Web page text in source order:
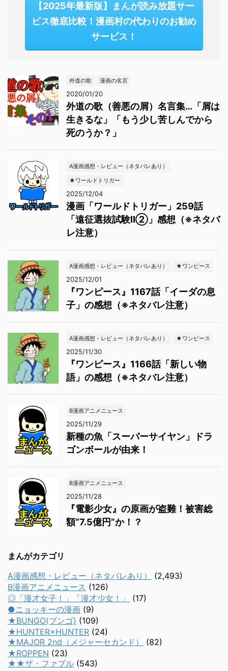
【2025年最新版】まんが読み放題サー
ビス徹底比較！漫画村の代わりのお勧め
サービス！
外道の歌 漫画の名言
2020/01/20
外道の歌（善悪の屑）名言集…「屑は
生きるな」「もう少し苦しんでから
死のうか？」
A漫画感想・レビュー（ネタバレあり）
★ワールドトリガー
2025/12/04
漫画「ワールドトリガー」259話
「遠征選抜試験Ⅱ②」感想（※ネタバ
レ注意）
A漫画感想・レビュー（ネタバレあり） ★ワンピース
2025/12/01
『ワンピース』1167話「イーダの息
子」の感想（※ネタバレ注意）
A漫画感想・レビュー（ネタバレあり） ★ワンピース
2025/11/30
『ワンピース』1166話「新しい物
語」の感想（※ネタバレ注意）
B漫画アニメニュース
2025/11/29
新種の魚「スーパーサイヤン」ドラ
ゴンボールが由来！
B漫画アニメニュース
2025/11/28
『電影少女』の原画が盗難！被害総
額“7.5億円”か！？
まんがカテゴリ
A漫画感想・レビュー（ネタバレあり）
(2,493)
B漫画アニメニュース (126)
◎「漫才女子！」「漫才少女！」
(17)
●ニョッキーの漫画 (9)
★BUNGO(ブンゴ) (109)
★HUNTER×HUNTER (24)
★MAJOR 2nd（メジャーセカンド）
(82)
★ROPPEN (23)
★★ザ・ファブル (543)